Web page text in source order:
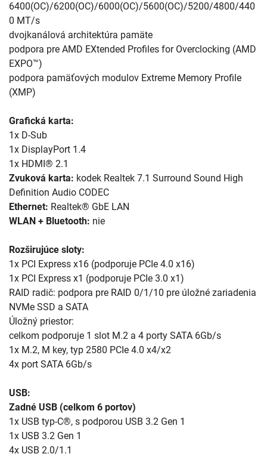
6400(OC)/6200(OC)/6000(OC)/5600(OC)/5200/4800/440
0 MT/s
dvojkanálová architektúra pamäte
podpora pre AMD EXtended Profiles for Overclocking (AMD
EXPO™)
podpora pamäťových modulov Extreme Memory Profile
(XMP)
Grafická karta:
1x D-Sub
1x DisplayPort 1.4
1x HDMI® 2.1
Zvuková karta: kodek Realtek 7.1 Surround Sound High
Definition Audio CODEC
Ethernet: Realtek® GbE LAN
WLAN + Bluetooth: nie
Rozširujúce sloty:
1x PCI Express x16 (podporuje PCIe 4.0 x16)
1x PCI Express x1 (podporuje PCIe 3.0 x1)
RAID radič: podpora pre RAID 0/1/10 pre úložné zariadenia
NVMe SSD a SATA
Úložný priestor:
celkom podporuje 1 slot M.2 a 4 porty SATA 6Gb/s
1x M.2, M key, typ 2580 PCIe 4.0 x4/x2
4x port SATA 6Gb/s
USB:
Zadné USB (celkom 6 portov)
1x USB typ-C®, s podporou USB 3.2 Gen 1
1x USB 3.2 Gen 1
4x USB 2.0/1.1